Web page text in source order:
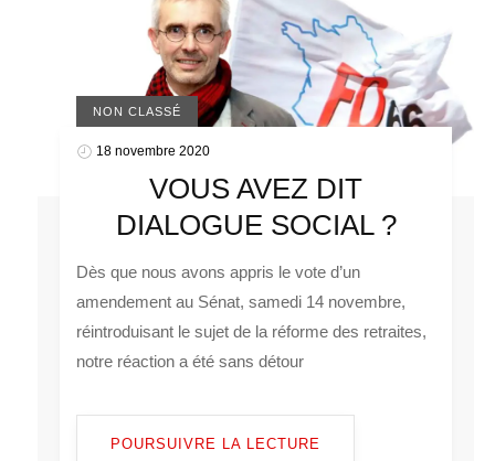
NON CLASSÉ
18 novembre 2020
VOUS AVEZ DIT
DIALOGUE SOCIAL ?
Dès que nous avons appris le vote d’un
amendement au Sénat, samedi 14 novembre,
réintroduisant le sujet de la réforme des retraites,
notre réaction a été sans détour
POURSUIVRE LA LECTURE